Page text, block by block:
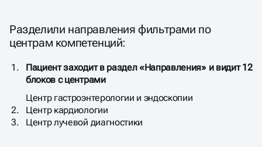
Разделили направления фильтрами по
центрам компетенций:
Пациент заходит в раздел «Направления» и видит 12
блоков с центрами
Центр гастроэнтерологии и эндоскопии​
Центр кардиологии
Центр лучевой диагностики